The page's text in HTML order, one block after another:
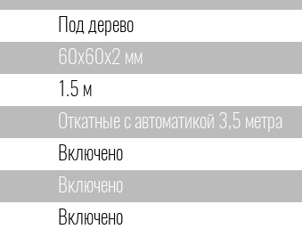
Под дерево
60х60х2 мм
1.5 м
Откатные с автоматикой 3,5 метра
Включено
Включено
Включено